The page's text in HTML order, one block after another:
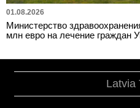
01.08.2026
Министерство
млн евро на лечение граждан
Latvia